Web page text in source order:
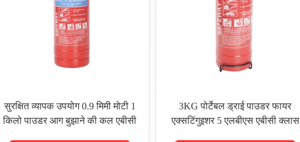
सुरक्षित व्यापक उपयोग 0.9 मिमी मोटी 1
किलो पाउडर आग बुझाने की कल एबीसी
3KG पोर्टेबल ड्राई पाउडर फायर
एक्सटिंगुइशर 5 एलबीएस एबीसी क्लास